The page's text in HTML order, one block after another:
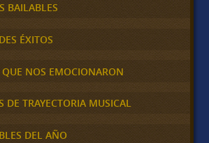
BAILABLES
ÉXITOS
QUE NOS EMOCIONARON
DE TRAYECTORIA MUSICAL
DEL AÑO